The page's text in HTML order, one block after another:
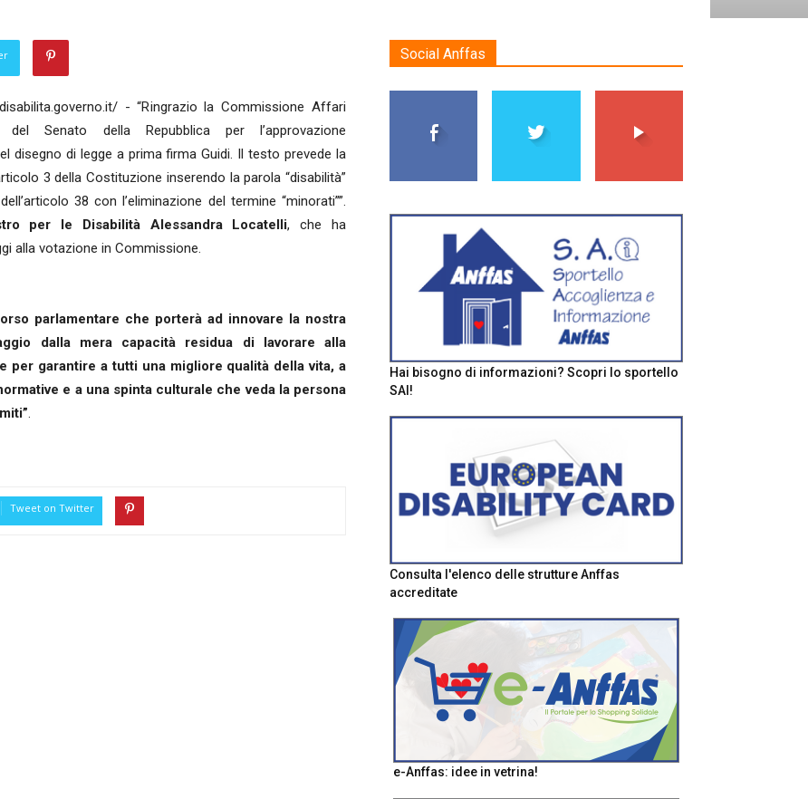
- “Ringrazio la Commissione Affari
del Senato della Repubblica per l’approvazione
disegno di legge a prima firma Guidi. Il testo prevede la
3 della Costituzione inserendo la parola “disabilità”
38 con l’eliminazione del termine “minorati””.
per le Disabilità Alessandra Locatelli, che ha
alla votazione in Commissione.
parlamentare che porterà ad innovare la nostra
dalla mera capacità residua di lavorare alla
per garantire a tutti una migliore qualità della vita, a
e a una spinta culturale che veda la persona
.
Tweet on Twitter
Social Anffas
Hai bisogno di informazioni? Scopri lo sportello
SAI!
Consulta l'elenco delle strutture Anffas
accreditate
e-Anffas: idee in vetrina!